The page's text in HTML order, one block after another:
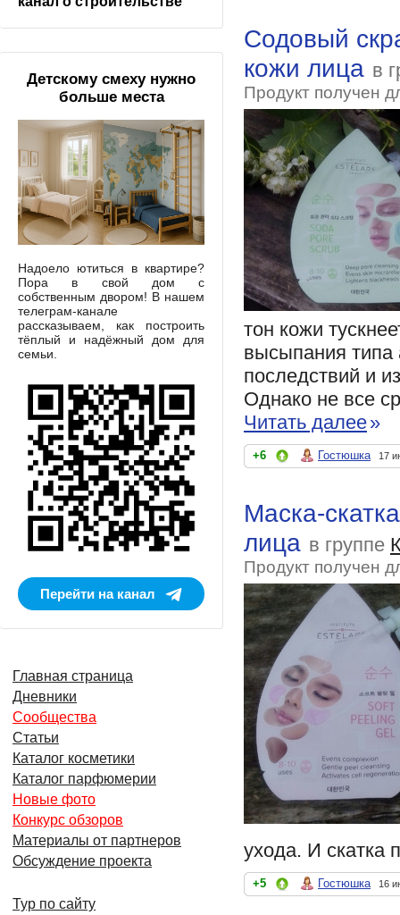
Содовый
кожи лица в
Продукт получен
тон кожи
высыпания типа
последствий и
Однако не все
Читать далее»
+6 Гостюшка 17
Маска-
лица в группе
Продукт получен
ухода. И скатка
+5 Гостюшка 16
Детскому смеху нужно
больше места
Надоело ютиться в квартире?
Пора в свой дом с
собственным двором! В нашем
телеграм-канале
рассказываем, как построить
тёплый и надёжный дом для
семьи.
Перейти на канал
Главная страница
Дневники
Сообщества
Статьи
Каталог косметики
Каталог парфюмерии
Новые фото
Конкурс обзоров
Материалы от партнеров
Обсуждение проекта
Тур по сайту